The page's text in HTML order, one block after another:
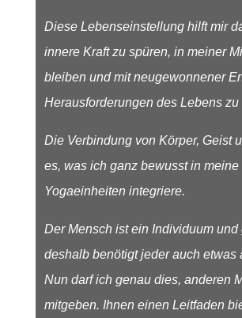
Diese Lebenseinstellung hilft mir
innere Kraft zu spüren, in meiner
bleiben und mit neugewonnener
Herausforderungen des Lebens
Die Verbindung von Körper, Geist
es, was ich ganz bewusst in meine
Yogaeinheiten integriere.
Der Mensch ist ein Individuum und
deshalb benötigt jeder auch etwas
Nun darf ich genau dies, anderen
mitgeben. Ihnen einen Leitfaden